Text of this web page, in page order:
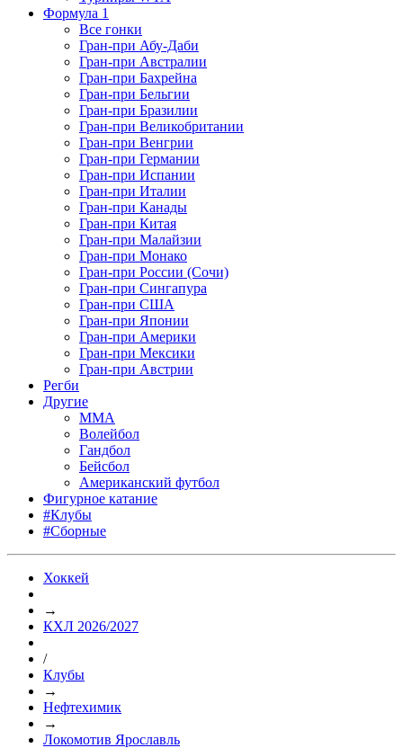
Формула 1
Все гонки
Гран-при Абу-Даби
Гран-при Австралии
Гран-при Бахрейна
Гран-при Бельгии
Гран-при Бразилии
Гран-при Великобритании
Гран-при Венгрии
Гран-при Германии
Гран-при Испании
Гран-при Италии
Гран-при Канады
Гран-при Китая
Гран-при Малайзии
Гран-при Монако
Гран-при России (Сочи)
Гран-при Сингапура
Гран-при США
Гран-при Японии
Гран-при Америки
Гран-при Мексики
Гран-при Австрии
Регби
Другие
MMA
Волейбол
Гандбол
Бейсбол
Американский футбол
Фигурное катание
#Клубы
#Сборные
Хоккей
→
КХЛ 2026/2027
/
Клубы
→
Нефтехимик
→
Локомотив Ярославль